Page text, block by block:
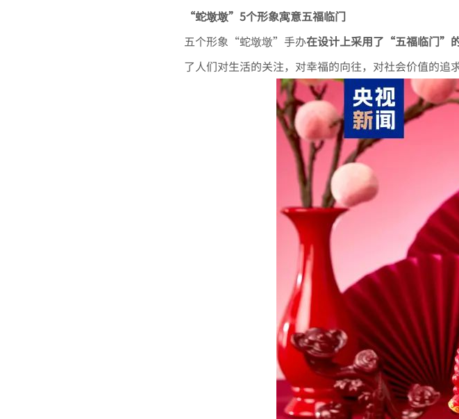
“蛇墩墩”5个形象寓意五福临门
五个形象“蛇墩墩”手办在设计上采用了“五福临门”
了人们对生活的关注，对幸福的向往，对社会价值的追求